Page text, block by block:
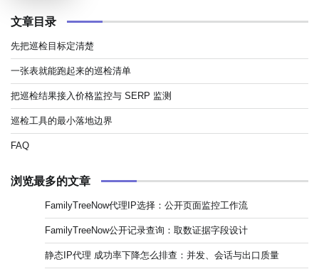
文章目录
先把巡检目标定清楚
一张表就能跑起来的巡检清单
把巡检结果接入价格监控与 SERP 监测
巡检工具的最小落地边界
FAQ
浏览最多的文章
FamilyTreeNow代理IP选择：公开页面监控工作流
FamilyTreeNow公开记录查询：取数证据字段设计
静态IP代理 成功率下降怎么排查：并发、会话与出口质量